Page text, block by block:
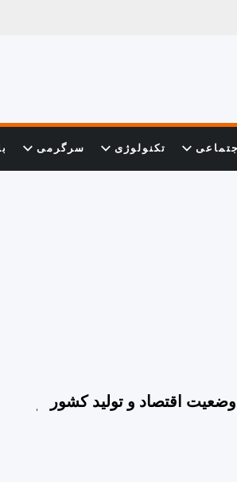
اجتماعی تکنولوژی سرگرمی
اقتصاد و تولید کشور